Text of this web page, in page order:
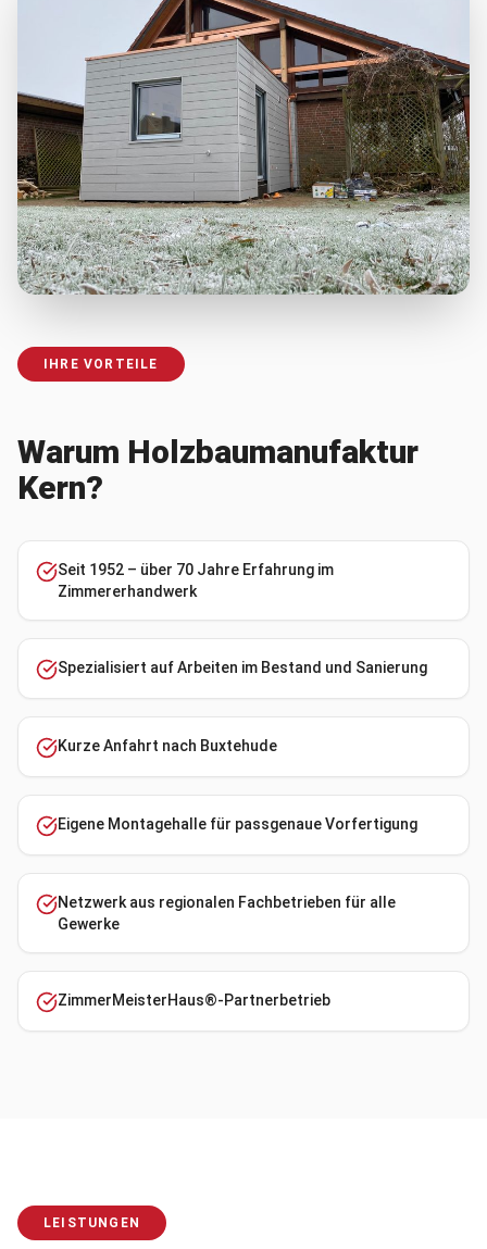
IHRE VORTEILE
Warum Holzbaumanufaktur
Kern?
Seit 1952 – über 70 Jahre Erfahrung im
Zimmererhandwerk
Spezialisiert auf Arbeiten im Bestand und Sanierung
Kurze Anfahrt nach Buxtehude
Eigene Montagehalle für passgenaue Vorfertigung
Netzwerk aus regionalen Fachbetrieben für alle
Gewerke
ZimmerMeisterHaus®-Partnerbetrieb
LEISTUNGEN